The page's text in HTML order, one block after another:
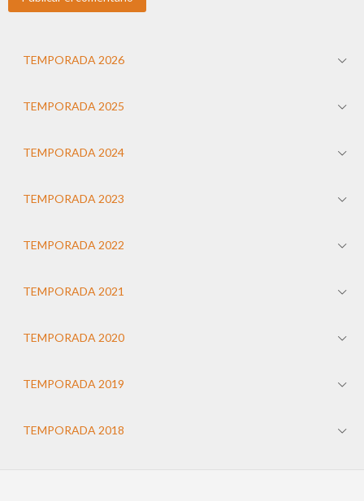
TEMPORADA 2026
TEMPORADA 2025
TEMPORADA 2024
TEMPORADA 2023
TEMPORADA 2022
TEMPORADA 2021
TEMPORADA 2020
TEMPORADA 2019
TEMPORADA 2018